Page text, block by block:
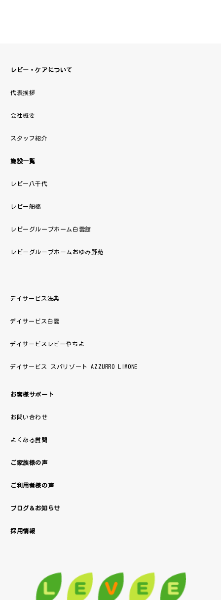
レビー・ケアについて
代表挨拶
会社概要
スタッフ紹介
施設一覧
レビー八千代
レビー船橋
レビーグループホーム白雲館
レビーグループホームおゆみ野苑
デイサービス法典
デイサービス白雲
デイサービスレビーやちよ
デイサービス スパリゾート AZZURRO LIMONE
お客様サポート
お問い合わせ
よくある質問
ご家族様の声
ご利用者様の声
ブログ＆お知らせ
採用情報